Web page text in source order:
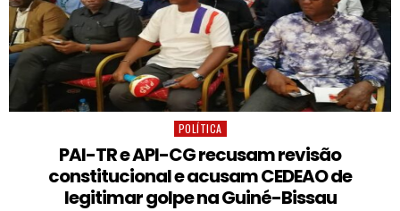
Posted in
POLÍTICA
PAI-TR e API-CG recusam revisão
constitucional e acusam CEDEAO de
legitimar golpe na Guiné-Bissau